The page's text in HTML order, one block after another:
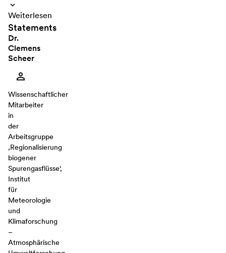
Weiterlesen
Statements
Dr.
Clemens
Scheer
Wissenschaftlicher
Mitarbeiter
in
der
Arbeitsgruppe
‚Regionalisierung
biogener
Spurengasflüsse‘,
Institut
für
Meteorologie
und
Klimaforschung
–
Atmosphärische